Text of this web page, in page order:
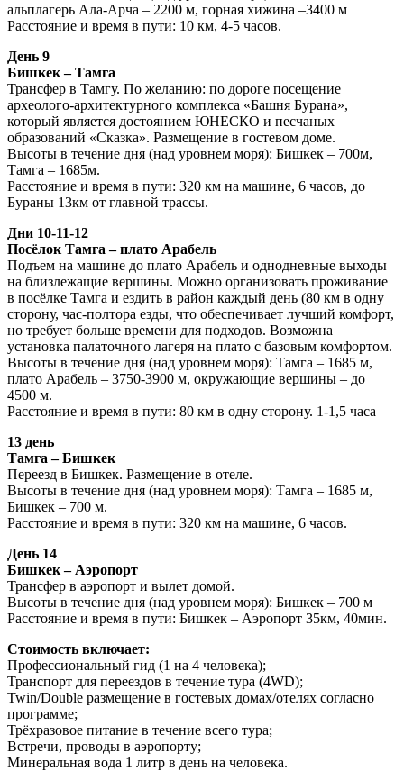
альплагерь Ала-Арча – 2200 м, горная хижина –3400 м
Расстояние и время в пути: 10 км, 4-5 часов.
День 9
Бишкек – Тамга
Трансфер в Тамгу. По желанию: по дороге посещение
археолого-архитектурного комплекса «Башня Бурана»,
который является достоянием ЮНЕСКО и песчаных
образований «Сказка». Размещение в гостевом доме.
Высоты в течение дня (над уровнем моря): Бишкек – 700м,
Тамга – 1685м.
Расстояние и время в пути: 320 км на машине, 6 часов, до
Бураны 13км от главной трассы.
Дни 10-11-12
Посёлок Тамга – плато Арабель
Подъем на машине до плато Арабель и однодневные выходы
на близлежащие вершины. Можно организовать проживание
в посёлке Тамга и ездить в район каждый день (80 км в одну
сторону, час-полтора езды, что обеспечивает лучший комфорт,
но требует больше времени для подходов. Возможна
установка палаточного лагеря на плато с базовым комфортом.
Высоты в течение дня (над уровнем моря): Тамга – 1685 м,
плато Арабель – 3750-3900 м, окружающие вершины – до
4500 м.
Расстояние и время в пути: 80 км в одну сторону. 1-1,5 часа
13 день
Тамга – Бишкек
Переезд в Бишкек. Размещение в отеле.
Высоты в течение дня (над уровнем моря): Тамга – 1685 м,
Бишкек – 700 м.
Расстояние и время в пути: 320 км на машине, 6 часов.
День 14
Бишкек – Аэропорт
Трансфер в аэропорт и вылет домой.
Высоты в течение дня (над уровнем моря): Бишкек – 700 м
Расстояние и время в пути: Бишкек – Аэропорт 35км, 40мин.
Стоимость включает:
Профессиональный гид (1 на 4 человека);
Транспорт для переездов в течение тура (4WD);
Twin/Double размещение в гостевых домах/отелях согласно
программе;
Трёхразовое питание в течение всего тура;
Встречи, проводы в аэропорту;
Минеральная вода 1 литр в день на человека.